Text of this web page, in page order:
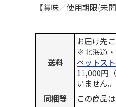
【賞味／使用期限(未
送料
お届け先
※北海道・
ペットス
11,000円
いません
同梱等
この商品